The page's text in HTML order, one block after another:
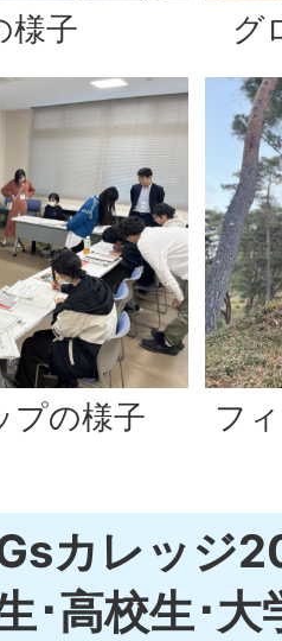
様子 グ
プの様子 フ
カレッジ
･高校生･大